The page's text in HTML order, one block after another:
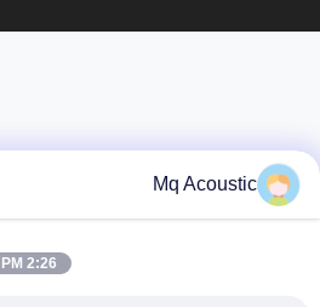
Mq Acoustic
2:26 PM